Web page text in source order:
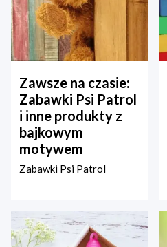
Zawsze na czasie:
Zabawki Psi Patrol
i inne produkty z
bajkowym
motywem
Zabawki Psi Patrol